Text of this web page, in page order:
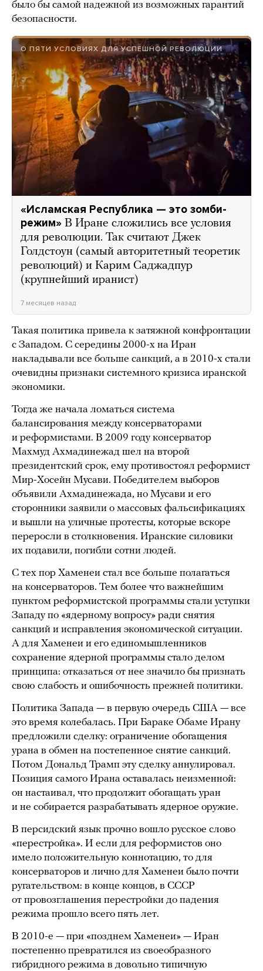
было бы самой надежной из возможных гарантий
безопасности.
О ПЯТИ УСЛОВИЯХ ДЛЯ УСПЕШНОЙ РЕВОЛЮЦИИ
«Исламская Республика — это зомби-
режим» В Иране сложились все условия
для революции. Так считают Джек
Голдстоун (самый авторитетный теоретик
революций) и Карим Саджадпур
(крупнейший иранист)
7 месяцев назад
Такая политика привела к затяжной конфронтации
с Западом. С середины 2000-х на Иран
накладывали все больше санкций, а в 2010-х стали
очевидны признаки системного кризиса иранской
экономики.
Тогда же начала ломаться система
балансирования между консерваторами
и реформистами. В 2009 году консерватор
Махмуд Ахмадинежад шел на второй
президентский срок, ему противостоял реформист
Мир-Хосейн Мусави. Победителем выборов
объявили Ахмадинежада, но Мусави и его
сторонники заявили о массовых фальсификациях
и вышли на уличные протесты, которые вскоре
переросли в столкновения. Иранские силовики
их подавили, погибли сотни людей.
С тех пор Хаменеи стал все больше полагаться
на консерваторов. Тем более что важнейшим
пунктом реформистской программы стали уступки
Западу по «ядерному вопросу» ради снятия
санкций и исправления экономической ситуации.
А для Хаменеи и его единомышленников
сохранение ядерной программы стало делом
принципа: отказаться от нее значило бы признать
свою слабость и ошибочность прежней политики.
Политика Запада — в первую очередь США — все
это время колебалась. При Бараке Обаме Ирану
предложили сделку: ограничение обогащения
урана в обмен на постепенное снятие санкций.
Потом Дональд Трамп эту сделку аннулировал.
Позиция самого Ирана оставалась неизменной:
он настаивал, что продолжит обогащать уран
и не собирается разрабатывать ядерное оружие.
В персидский язык прочно вошло русское слово
«перестройка». И если для реформистов оно
имело положительную коннотацию, то для
консерваторов и лично для Хаменеи было почти
ругательством: в конце концов, в СССР
от провозглашения перестройки до падения
режима прошло всего пять лет.
В 2010-е — при «позднем Хаменеи» — Иран
постепенно превратился из своеобразного
гибридного режима в довольно типичную